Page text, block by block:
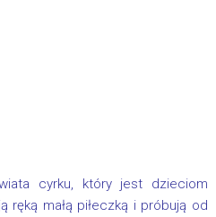
cyrku, który jest dzieciom
ręką małą piłeczką i próbują od